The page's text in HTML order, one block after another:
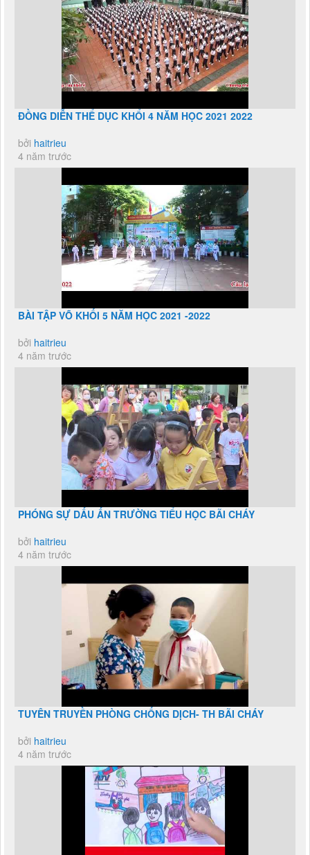
ĐỒNG DIỄN THỂ DỤC KHỔI 4 NĂM HỌC 2021 2022
bởi haitrieu
4 năm trước
BÀI TẬP VÕ KHỐI 5 NĂM HỌC 2021 -2022
bởi haitrieu
4 năm trước
PHÓNG SỰ DẤU ẤN TRƯỜNG TIỂU HỌC BÃI CHÁY
bởi haitrieu
4 năm trước
TUYÊN TRUYỀN PHÒNG CHỐNG DỊCH- TH BÃI CHÁY
bởi haitrieu
4 năm trước